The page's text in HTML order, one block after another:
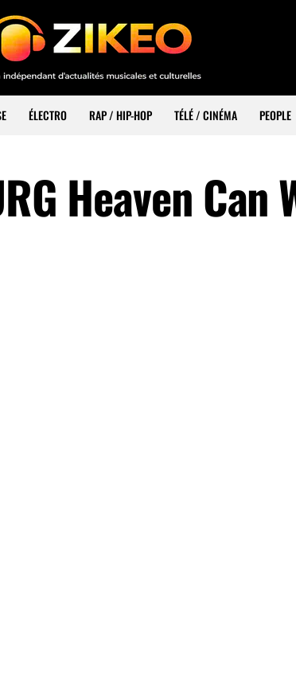
ÉLECTRO RAP / HIP-HOP TÉLÉ / CINÉMA PEOPLE
Heaven Can